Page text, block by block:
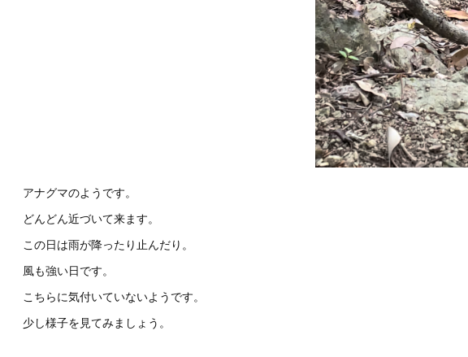
アナグマのようです。
どんどん近づいて来ます。
この日は雨が降ったり止んだり。
風も強い日です。
こちらに気付いていないようです。
少し様子を見てみましょう。